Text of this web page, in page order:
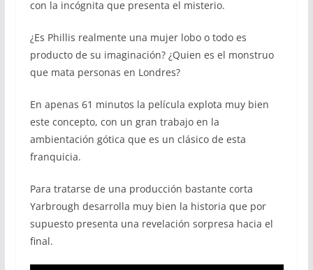
con la incógnita que presenta el misterio.
¿Es Phillis realmente una mujer lobo o todo es
producto de su imaginación? ¿Quien es el monstruo
que mata personas en Londres?
En apenas 61 minutos la película explota muy bien
este concepto, con un gran trabajo en la
ambientación gótica que es un clásico de esta
franquicia.
Para tratarse de una producción bastante corta
Yarbrough desarrolla muy bien la historia que por
supuesto presenta una revelación sorpresa hacia el
final.